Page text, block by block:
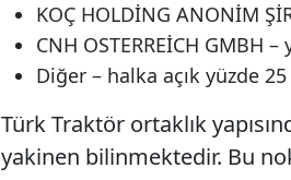
KOÇ HOLDİNG ANONİM
CNH OSTERREİCH GMBH
Diğer – halka açık yüzde 25
Türk Traktör ortaklık
yakinen bilinmektedir. Bu